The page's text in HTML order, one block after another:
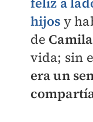
hijos y
de
vida; sin
era un